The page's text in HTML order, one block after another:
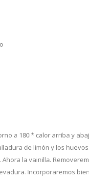
a 180 * calor arriba y
de limón y los
la vainilla.
Incorporaremos